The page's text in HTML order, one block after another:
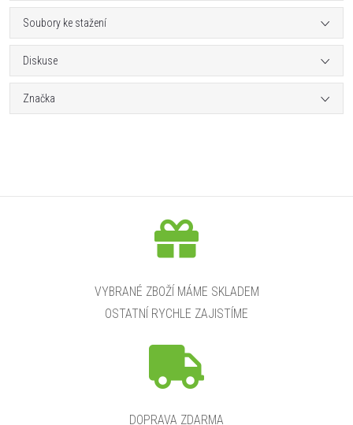
Soubory ke stažení
Diskuse
Značka
VYBRANÉ ZBOŽÍ MÁME SKLADEM
OSTATNÍ RYCHLE ZAJISTÍME
DOPRAVA ZDARMA